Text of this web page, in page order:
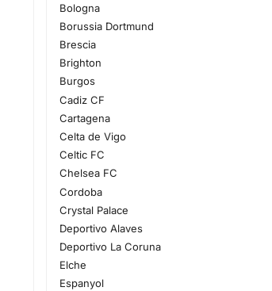
Bologna
Borussia Dortmund
Brescia
Brighton
Burgos
Cadiz CF
Cartagena
Celta de Vigo
Celtic FC
Chelsea FC
Cordoba
Crystal Palace
Deportivo Alaves
Deportivo La Coruna
Elche
Espanyol